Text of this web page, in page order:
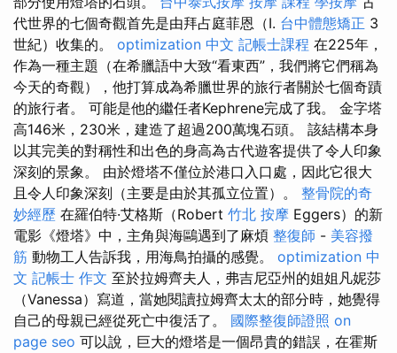
代世界的七個奇觀首先是由拜占庭菲恩（I. 台中體態矯正 3
世紀）收集的。 optimization 中文 記帳士課程 在225年，
作為一種主題（在希臘語中大致“看東西”，我們將它們稱為
今天的奇觀），他打算成為希臘世界的旅行者關於七個奇蹟
的旅行者。 可能是他的繼任者Kephrene完成了我。 金字塔
高146米，230米，建造了超過200萬塊石頭。 該結構本身
以其完美的對稱性和出色的身高為古代遊客提供了令人印象
深刻的景象。 由於燈塔不僅位於港口入口處，因此它很大
且令人印象深刻（主要是由於其孤立位置）。 整骨院的奇
妙經歷 在羅伯特·艾格斯（Robert 竹北 按摩 Eggers）的新
電影《燈塔》中，主角與海鷗遇到了麻煩 整復師 - 美容撥
筋 動物工人告訴我，用海鳥拍攝的感覺。 optimization 中
文 記帳士 作文 至於拉姆齊夫人，弗吉尼亞州的姐姐凡妮莎
（Vanessa）寫道，當她閱讀拉姆齊太太的部分時，她覺得
自己的母親已經從死亡中復活了。 國際整復師證照 on
page seo 可以說，巨大的燈塔是一個昂貴的錯誤，在霍斯